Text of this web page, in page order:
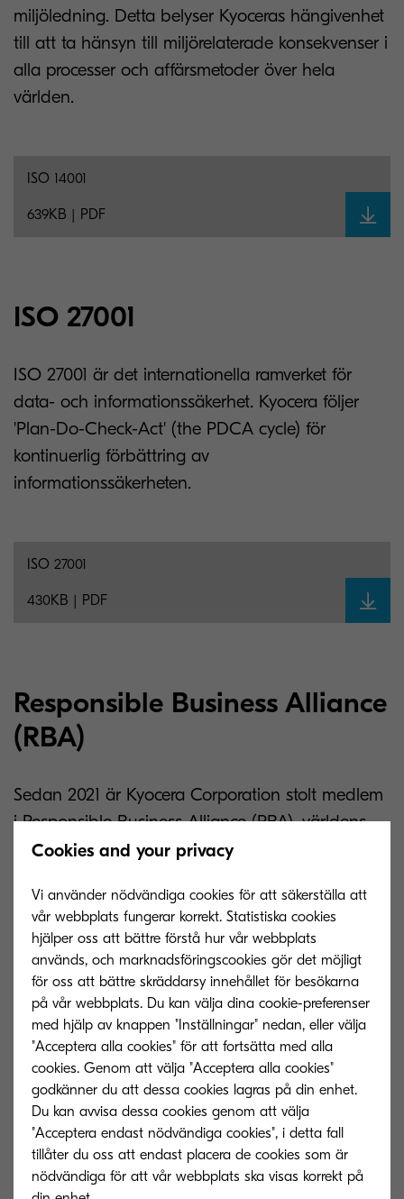
miljöledning. Detta belyser Kyoceras hängivenhet
till att ta hänsyn till miljörelaterade konsekvenser i
alla processer och affärsmetoder över hela
världen.
ISO 14001
639KB | PDF
ISO 27001
ISO 27001 är det internationella ramverket för
data- och informationssäkerhet. Kyocera följer
'Plan-Do-Check-Act' (the PDCA cycle) för
kontinuerlig förbättring av
informationssäkerheten.
ISO 27001
430KB | PDF
Responsible Business Alliance
(RBA)
Sedan 2021 är Kyocera Corporation stolt medlem
i Responsible Business Alliance (RBA), världens
största branschkoalition för att främja företags
RBA:s vision är att skapa hållbart värde för
medarbetare, miljö och företag - något som ligger
helt i linje med vår egen ledningsfilosofi.
Genom sitt VAP-revisionsprogram utvärderar RBA
om medlemsföretagens arbetsrutiner, affärsetik,
miljöledning, hälsa och säkerhet samt
ledningssystem uppfyller RBA:s uppförandekod,
tillämpliga lagar och regler samt andra krav på
en hög nivå.
Cookies and your privacy
Vi använder nödvändiga cookies för att säkerställa att
vår webbplats fungerar korrekt. Statistiska cookies
hjälper oss att bättre förstå hur vår webbplats
används, och marknadsföringscookies gör det möjligt
för oss att bättre skräddarsy innehållet för besökarna
på vår webbplats. Du kan välja dina cookie-preferenser
med hjälp av knappen "Inställningar" nedan, eller välja
"Acceptera alla cookies" för att fortsätta med alla
cookies. Genom att välja "Acceptera alla cookies"
godkänner du att dessa cookies lagras på din enhet.
Du kan avvisa dessa cookies genom att välja
"Acceptera endast nödvändiga cookies", i detta fall
tillåter du oss att endast placera de cookies som är
nödvändiga för att vår webbplats ska visas korrekt på